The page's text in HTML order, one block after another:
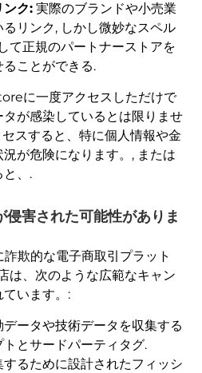
ンク:実際のブランドや小売業
リンク, しかし微妙なスペル
て正規のパートナーストアを
ことができる.
に一度アクセスしただけで
が感染しているとは限りませ
スすると、特に個人情報や金
が危険になります。, または
、.
害された可能性がありま
欺的な電子商取引プラット
は、次のような広範なキャン
います。:
ータや技術データを収集する
トとサードパーティタグ.
るために設計されたフィッシ